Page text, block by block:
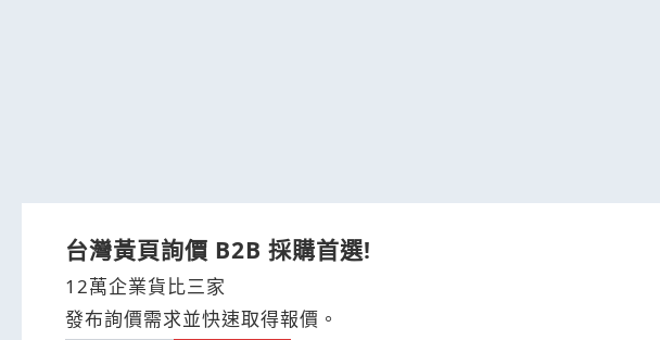
台灣黃頁詢價 B2B 採購首選!
12萬企業貨比三家
發布詢價需求並快速取得報價。